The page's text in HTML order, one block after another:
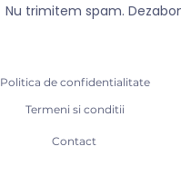
Nu trimitem spam.
Termeni si conditii
Politica de confidentialitate
Contact